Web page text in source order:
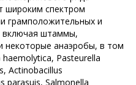
широким спектром
грамположительных и
включая штаммы,
некоторые анаэробы, в том
Pasteurella
Actinobacillus
parasuis, Salmonella